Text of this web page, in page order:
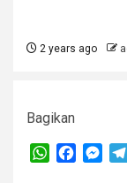
2 years ago
Bagikan
WhatsApp